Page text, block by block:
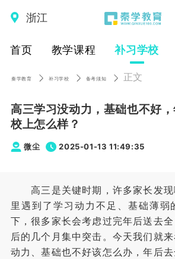
浙江
首页 教学课程 补习学校
秦学教育 补习学校 备考须知 正文
高三学习没动力，基础也不好
校上怎么样？
微尘 2025-01-13 11:49:35
高三是关键时期，许多家长发现
里遇到了学习动力不足、基础薄弱
下，很多家长会考虑过完年后送去
后的几个月集中突击。今天我们就
动力、基础也不好该怎么办，年后